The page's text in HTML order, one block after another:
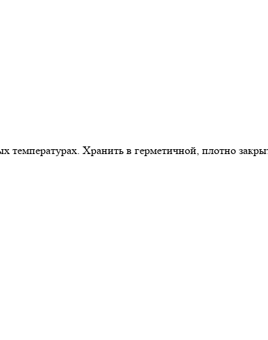
Хранить в герметичной, плотно